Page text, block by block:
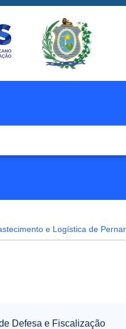
e Logística de
Defesa e Fiscalização